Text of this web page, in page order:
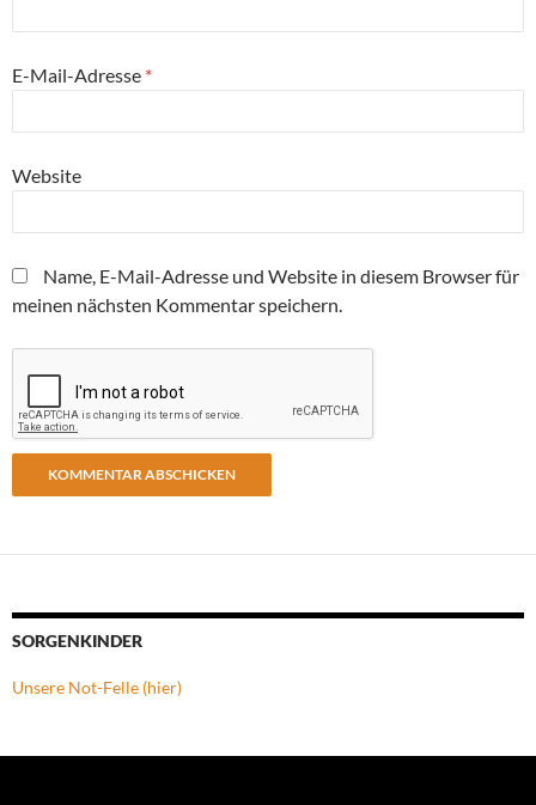
E-Mail-Adresse *
Website
Name, E-Mail-Adresse und Website in diesem Browser für
meinen nächsten Kommentar speichern.
SORGENKINDER
Unsere Not-Felle (hier)